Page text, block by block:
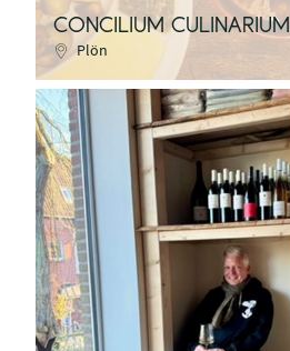
CONCILIUM CULINARIUM
Plön